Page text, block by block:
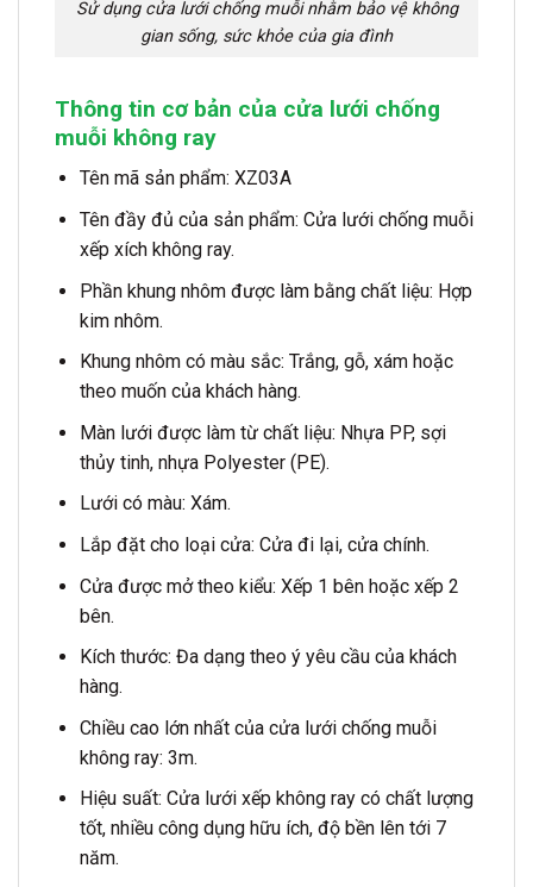
Sử dụng cửa lưới chống muỗi nhằm bảo vệ không
gian sống, sức khỏe của gia đình
Thông tin cơ bản của cửa lưới chống
muỗi không ray
Tên mã sản phẩm: XZ03A
Tên đầy đủ của sản phẩm: Cửa lưới chống muỗi
xếp xích không ray.
Phần khung nhôm được làm bằng chất liệu: Hợp
kim nhôm.
Khung nhôm có màu sắc: Trắng, gỗ, xám hoặc
theo muốn của khách hàng.
Màn lưới được làm từ chất liệu: Nhựa PP, sợi
thủy tinh, nhựa Polyester (PE).
Lưới có màu: Xám.
Lắp đặt cho loại cửa: Cửa đi lại, cửa chính.
Cửa được mở theo kiểu: Xếp 1 bên hoặc xếp 2
bên.
Kích thước: Đa dạng theo ý yêu cầu của khách
hàng.
Chiều cao lớn nhất của cửa lưới chống muỗi
không ray: 3m.
Hiệu suất: Cửa lưới xếp không ray có chất lượng
tốt, nhiều công dụng hữu ích, độ bền lên tới 7
năm.